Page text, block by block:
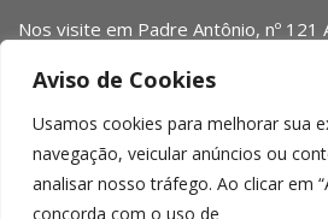
Aviso de Cookies
Usamos cookies para melhorar sua
navegação, veicular anúncios ou
analisar nosso tráfego. Ao clicar em
concorda com o uso de
Nos visite em Padre Antônio, nº 121
Telefone: (041) 3016-6063 - (51)
Email: contato@limalopes.com.br
8:30 AM - 18:00 PM